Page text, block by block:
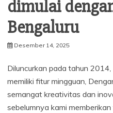
dimulai
Bengaluru
Desember 14, 2025
Diluncurkan pada tahun
memiliki fitur mingguan,
semangat kreativitas dan
sebelumnya kami